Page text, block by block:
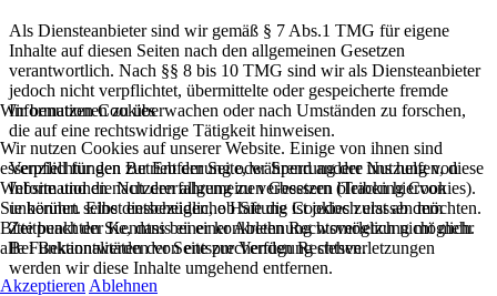
Als Diensteanbieter sind wir gemäß § 7 Abs.1 TMG für eigene
Inhalte auf diesen Seiten nach den allgemeinen Gesetzen
verantwortlich. Nach §§ 8 bis 10 TMG sind wir als Diensteanbieter
jedoch nicht verpflichtet, übermittelte oder gespeicherte fremde
Informationen zu überwachen oder nach Umständen zu forschen,
die auf eine rechtswidrige Tätigkeit hinweisen.
Verpflichtungen zur Entfernung oder Sperrung der Nutzung von
Informationen nach den allgemeinen Gesetzen bleiben hiervon
unberührt. Eine diesbezügliche Haftung ist jedoch erst ab dem
Zeitpunkt der Kenntnis einer konkreten Rechtsverletzung möglich.
Bei Bekanntwerden von entsprechenden Rechtsverletzungen
werden wir diese Inhalte umgehend entfernen.
Wir benutzen Cookies
Wir nutzen Cookies auf unserer Website. Einige von ihnen sind
essenziell für den Betrieb der Seite, während andere uns helfen, diese
Website und die Nutzererfahrung zu verbessern (Tracking Cookies).
Sie können selbst entscheiden, ob Sie die Cookies zulassen möchten.
Bitte beachten Sie, dass bei einer Ablehnung womöglich nicht mehr
alle Funktionalitäten der Seite zur Verfügung stehen.
Akzeptieren Ablehnen